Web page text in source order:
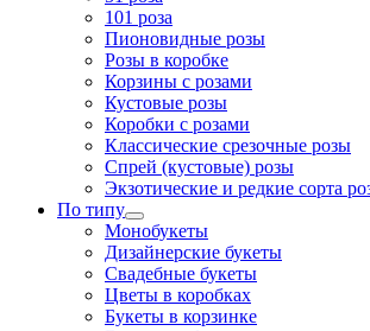
101 роза
Пионовидные розы
Розы в коробке
Корзины с розами
Кустовые розы
Коробки с розами
Классические срезочные розы
Спрей (кустовые) розы
Экзотические и редкие сорта
По типу
Монобукеты
Дизайнерские букеты
Свадебные букеты
Цветы в коробках
Букеты в корзинке